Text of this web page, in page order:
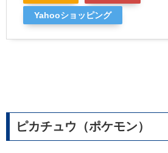
Yahooショッピング
ピカチュウ（ポケモン）